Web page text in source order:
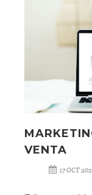
VENTA
17 OCT